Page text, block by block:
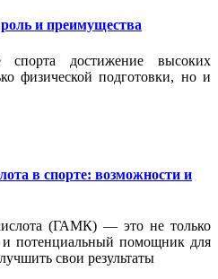
и преимущества
достижение высоких
физической подготовки, но и
в спорте: возможности и
(ГАМК) — это не только
потенциальный помощник для
свои результаты